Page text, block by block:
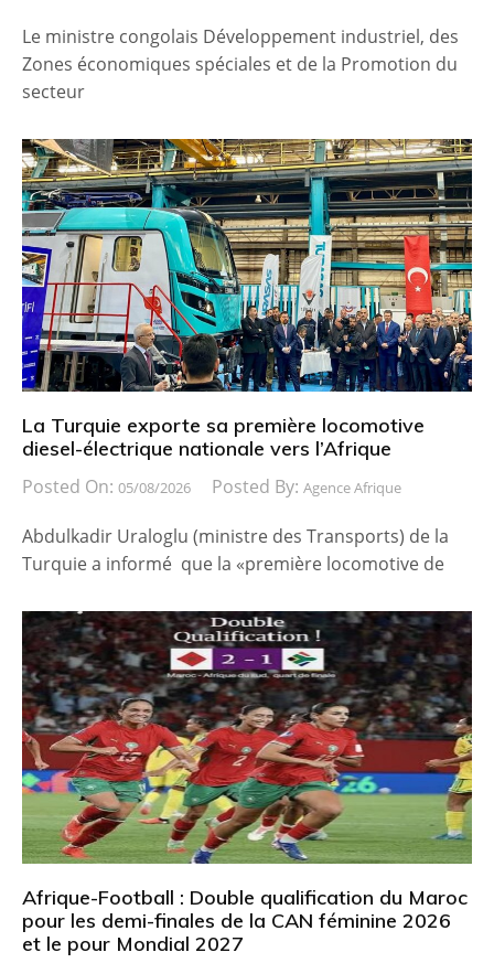
Le ministre congolais Développement industriel, des
Zones économiques spéciales et de la Promotion du
secteur
La Turquie exporte sa première locomotive
diesel-électrique nationale vers l’Afrique
Posted On: 05/08/2026 Posted By: Agence Afrique
Abdulkadir Uraloglu (ministre des Transports) de la
Turquie a informé que la «première locomotive de
Afrique-Football : Double qualification du Maroc
pour les demi-finales de la CAN féminine 2026
et le pour Mondial 2027